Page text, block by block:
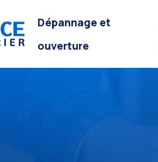
Dépannage et
ouverture